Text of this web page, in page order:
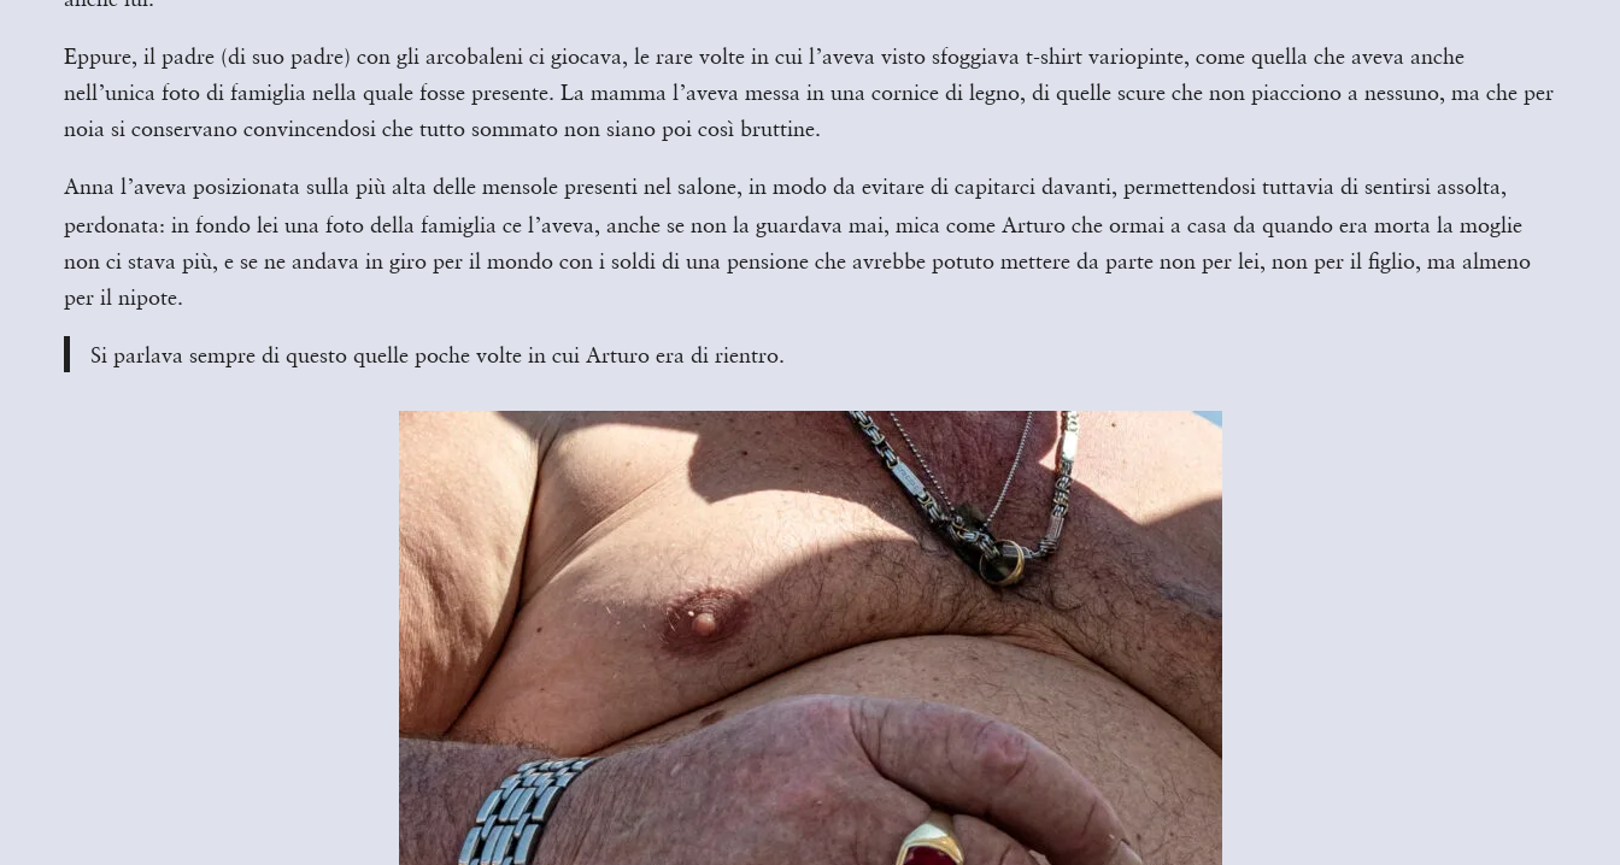
Eppure, il padre (di suo padre) con gli arcobaleni ci giocava, le rare volte in cui l’aveva visto sfoggiava t-shirt variopinte, come quella che aveva anche
nell’unica foto di famiglia nella quale fosse presente. La mamma l’aveva messa in una cornice di legno, di quelle scure che non piacciono a nessuno, ma che per
noia si conservano convincendosi che tutto sommato non siano poi così bruttine.
Anna l’aveva posizionata sulla più alta delle mensole presenti nel salone, in modo da evitare di capitarci davanti, permettendosi tuttavia di sentirsi assolta,
perdonata: in fondo lei una foto della famiglia ce l’aveva, anche se non la guardava mai, mica come Arturo che ormai a casa da quando era morta la moglie
non ci stava più, e se ne andava in giro per il mondo con i soldi di una pensione che avrebbe potuto mettere da parte non per lei, non per il figlio, ma almeno
per il nipote.
Si parlava sempre di questo quelle poche volte in cui Arturo era di rientro.